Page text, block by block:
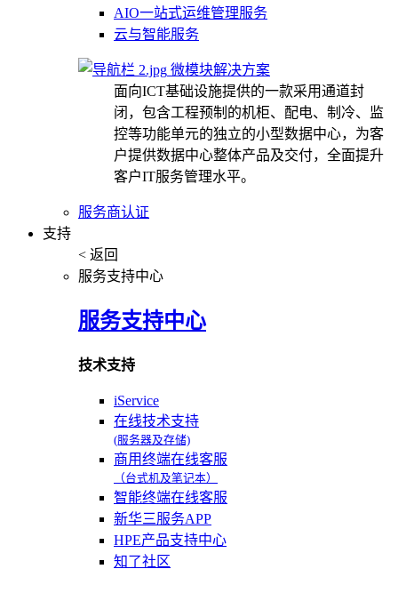
AIO一站式运维管理服务
云与智能服务
微模块解决方案
面向ICT基础设施提供的一款采用通道封
闭，包含工程预制的机柜、配电、制冷、监
控等功能单元的独立的小型数据中心，为客
户提供数据中心整体产品及交付，全面提升
客户IT服务管理水平。
服务商认证
支持
< 返回
服务支持中心
服务支持中心
技术支持
iService
在线技术支持
(服务器及存储)
商用终端在线客服
（台式机及笔记本）
智能终端在线客服
新华三服务APP
HPE产品支持中心
知了社区